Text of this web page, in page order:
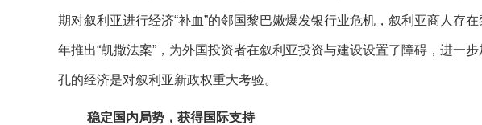
期对叙利亚进行经济“补血”的邻国黎巴嫩爆发银行业危机，叙利亚商人存
年推出“凯撒法案”，为外国投资者在叙利亚投资与建设设置了障碍，进一
孔的经济是对叙利亚新政权重大考验。
稳定国内局势，获得国际支持